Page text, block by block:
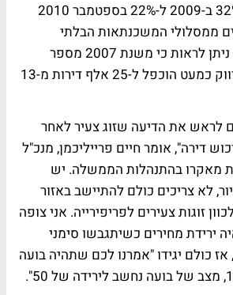
המשקיעים ירד מ-32% ב-2009 ל-22% בספטמבר 2010
ממסלולי המשכנתאות הבלתי
צמודים. בצד ההיצע ניתן לראות כי משנת 2007 מספר
הדירות שהמנהל שיווק כמעט הוכפל ל-25 אלף דירות מ-13
לראש את הדיעה שזוג צעיר לאחר
דירה", אומר חיים פרייליכמן, מנכ"ל
מאקרו בהתנהלות הממשלה. יש
לא צריכים כולם להתיישב באזור
זוגות צעירים לפריפירייה. אני צופה
ירידת מחירים כשיתגבשו סימני
אז כולם יגידו "אמרנו לכם שתהיה בועה